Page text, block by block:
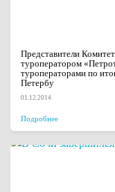
Представители
туроператором
туроператорами по
Петербу
01.12.2014
Подробнее